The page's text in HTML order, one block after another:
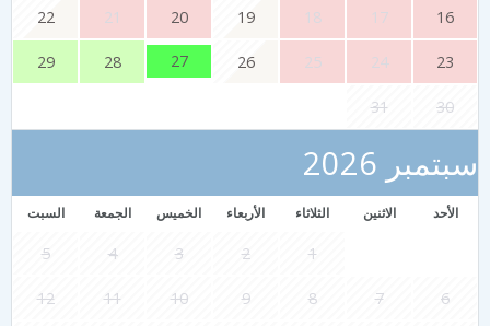
16
17
18
19
20
21
22
23
24
25
26
27
28
29
30
31
سبتمبر 2026
الأحد الاثنين الثلاثاء الأربعاء الخميس الجمعة السبت
1
2
3
4
5
6
7
8
9
10
11
12